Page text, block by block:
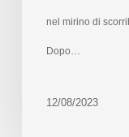
nel mirino di
Dopo…
12/08/2023